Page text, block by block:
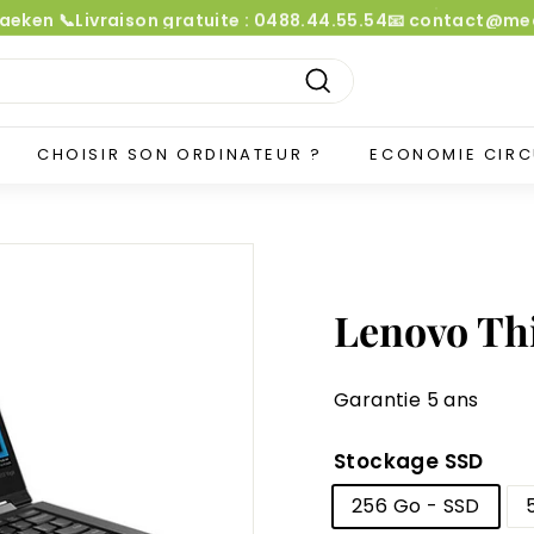
Diaporama
Pause
📞Livraison gratuite : 0488.44.55.54📧
Recherche
CHOISIR SON ORDINATEUR ? ECONOMIE
Lenovo
Garantie 5 ans
Stockage SSD
256 Go - SSD